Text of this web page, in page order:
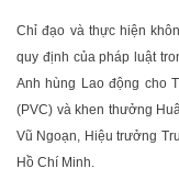
Chỉ đạo và thực hiện
quy định của pháp luật
Anh hùng Lao động cho
(PVC) và khen thưởng
Vũ Ngoạn, Hiệu trưởng
Hồ Chí Minh.